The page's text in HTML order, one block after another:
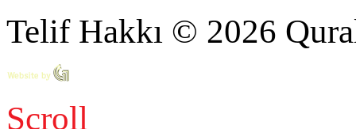
Telif Hakkı © 2026
Scroll